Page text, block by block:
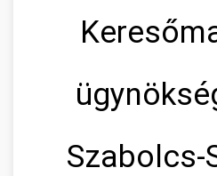
Szabolcs-